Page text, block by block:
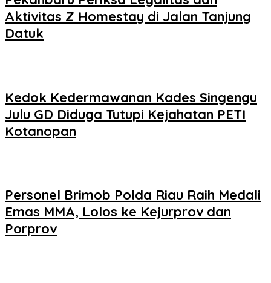
Aktivitas Z Homestay di Jalan Tanjung
Datuk
Kedok Kedermawanan Kades Singengu
Julu GD Diduga Tutupi Kejahatan PETI
Kotanopan
Personel Brimob Polda Riau Raih Medali
Emas MMA, Lolos ke Kejurprov dan
Porprov